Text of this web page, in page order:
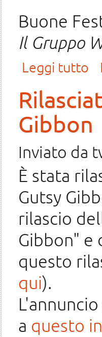
Buone
Il Gruppo
Leggi tutto
Gibbon
Inviato da
È stata
Gutsy
rilascio
Gibbon" e
questo
qui).
a questo